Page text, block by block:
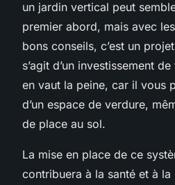
un jardin vertical peut
premier abord, mais avec
bons conseils, c’est un
s’agit d’un investissement
en vaut la peine, car il vous
d’un espace de verdure,
de place au sol.
La mise en place de ce
contribuera à la santé et à